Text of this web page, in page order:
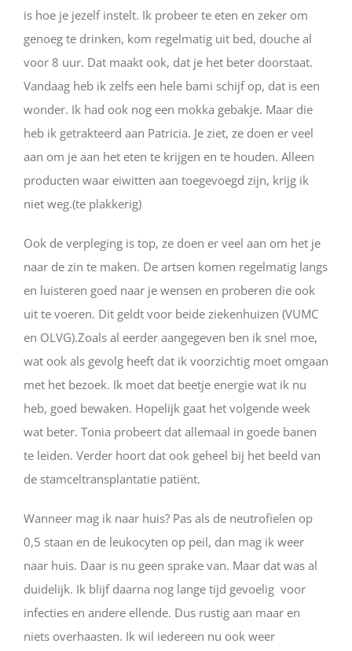
is hoe je jezelf instelt. Ik probeer te eten en zeker om
genoeg te drinken, kom regelmatig uit bed, douche al
voor 8 uur. Dat maakt ook, dat je het beter doorstaat.
Vandaag heb ik zelfs een hele bami schijf op, dat is een
wonder. Ik had ook nog een mokka gebakje. Maar die
heb ik getrakteerd aan Patricia. Je ziet, ze doen er veel
aan om je aan het eten te krijgen en te houden. Alleen
producten waar eiwitten aan toegevoegd zijn, krijg ik
niet weg.(te plakkerig)
Ook de verpleging is top, ze doen er veel aan om het je
naar de zin te maken. De artsen komen regelmatig langs
en luisteren goed naar je wensen en proberen die ook
uit te voeren. Dit geldt voor beide ziekenhuizen (VUMC
en OLVG).Zoals al eerder aangegeven ben ik snel moe,
wat ook als gevolg heeft dat ik voorzichtig moet omgaan
met het bezoek. Ik moet dat beetje energie wat ik nu
heb, goed bewaken. Hopelijk gaat het volgende week
wat beter. Tonia probeert dat allemaal in goede banen
te leiden. Verder hoort dat ook geheel bij het beeld van
de stamceltransplantatie patiënt.
Wanneer mag ik naar huis? Pas als de neutrofielen op
0,5 staan en de leukocyten op peil, dan mag ik weer
naar huis. Daar is nu geen sprake van. Maar dat was al
duidelijk. Ik blijf daarna nog lange tijd gevoelig voor
infecties en andere ellende. Dus rustig aan maar en
niets overhaasten. Ik wil iedereen nu ook weer